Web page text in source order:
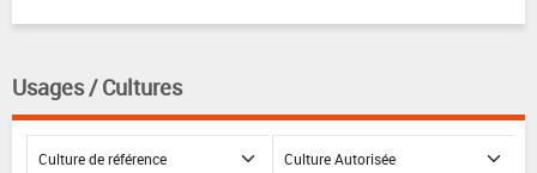
Usages / Cultures